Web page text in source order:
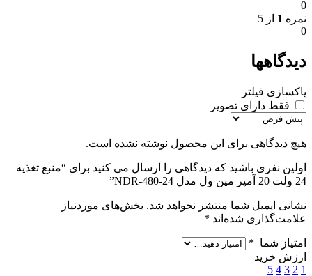
0
نمره 1 از 5
0
دیدگاهها
پاکسازی فیلتر
فقط دارای تصویر
هیچ دیدگاهی برای این محصول نوشته نشده است.
اولین نفری باشید که دیدگاهی را ارسال می کنید برای “منبع تغذیه
24 ولت 20 آمپر مین ول مدل NDR-480-24”
نشانی ایمیل شما منتشر نخواهد شد. بخش‌های موردنیاز
علامت‌گذاری شده‌اند *
امتیاز شما *
ارزش خرید
1
2
3
4
5